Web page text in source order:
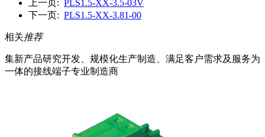
上一页: PLS1.5-XX-3.5-03V
下一页: PLS1.5-XX-3.81-00
相关推荐
集新产品研究开发、规模化生产制造、满足客户需求及服务为
一体的接线端子专业制造商